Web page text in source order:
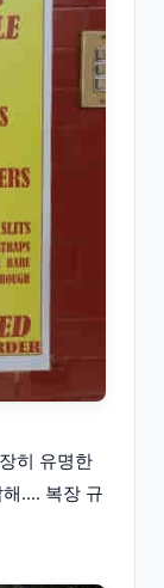
히 유명한
.... 복장 규